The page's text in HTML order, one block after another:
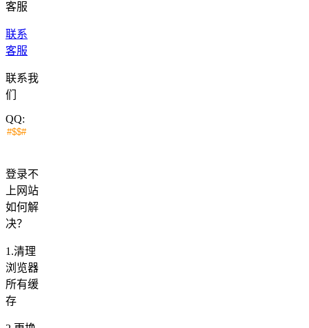
客服
联系
客服
联系我
们
QQ:
登录不
上网站
如何解
决？
1.清理
浏览器
所有缓
存